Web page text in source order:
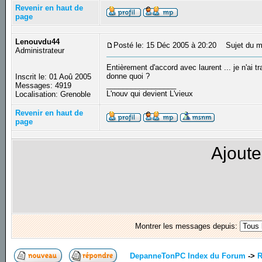
Revenir en haut de
page
Lenouvdu44
Administrateur
Inscrit le: 01 Aoû 2005
Messages: 4919
Localisation: Grenoble
Posté le: 15 Déc 2005 à 20:20 Sujet du
Entièrement d'accord avec laurent ... je n'ai
donne quoi ?
L'nouv qui devient L'vieux
Revenir en haut de
page
Montrer les messages depuis:
DepanneTonPC Index du Forum ->